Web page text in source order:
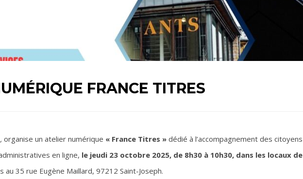
FRANCE TITRES
organise un atelier numérique « France Titres » dédié à l’accompagnement des citoyens
en ligne, le jeudi 23 octobre 2025, de 8h30 à 10h30, dans les locaux de
au 35 rue Eugène Maillard, 97212 Saint-Joseph.